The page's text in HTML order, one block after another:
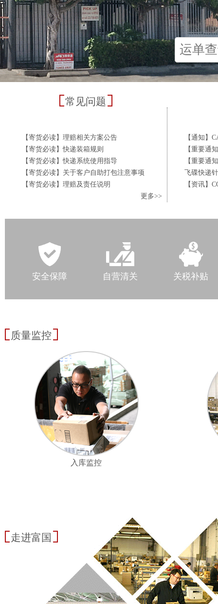
常见问题
【寄货必读】理赔相关方案公告
【寄货必读】快递装箱规则
【寄货必读】快递系统使用指导
【寄货必读】关于客户自助打包注意事项
【寄货必读】理赔及责任说明
更多>>
【通知】
【重要通
【重要通
飞碟快递
【资讯】
安全保障 自营清关 关税补贴
质量监控
入库监控
走进富国